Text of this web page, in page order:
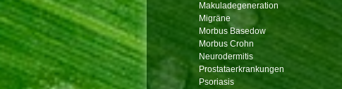
Makuladegeneration
Migräne
Morbus Basedow
Morbus Crohn
Neurodermitis
Prostataerkrankungen
Psoriasis